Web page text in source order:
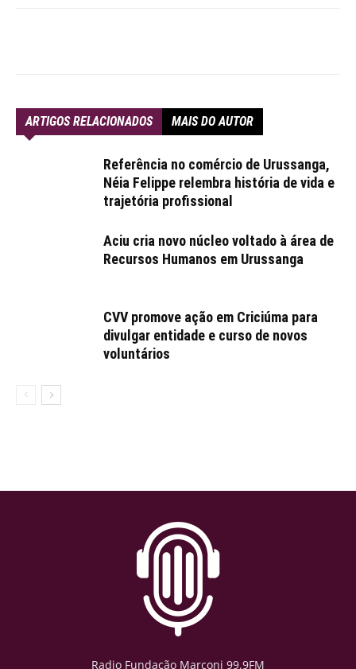
ARTIGOS RELACIONADOS MAIS DO AUTOR
Referência no comércio de Urussanga,
Néia Felippe relembra história de vida e
trajetória profissional
Aciu cria novo núcleo voltado à área de
Recursos Humanos em Urussanga
CVV promove ação em Criciúma para
divulgar entidade e curso de novos
voluntários
Radio Fundação Marconi 99.9FM